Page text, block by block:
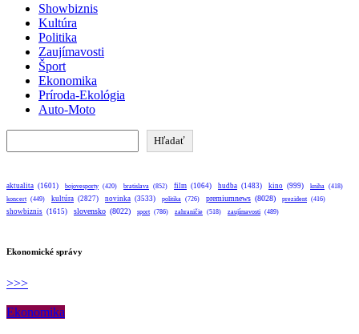
Showbiznis
Kultúra
Politika
Zaujímavosti
Šport
Ekonomika
Príroda-Ekológia
Auto-Moto
Hľadať
aktualita (1601) bojovesporty (420) bratislava (852) film (1064) hudba (1483) kino (999) kniha
(418)
koncert (449) kultúra (2827) novinka (3533) politika (726) premiumnews (8028) prezident (416)
showbiznis (1615) slovensko (8022) sport (786) zahraničie (518) zaujímavosti (489)
Ekonomické správy
>>>
Ekonomika